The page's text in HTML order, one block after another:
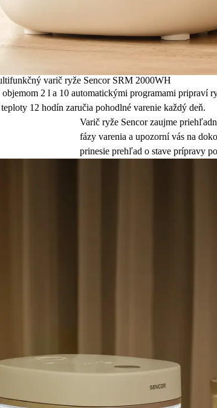
varič ryže Sencor SRM 2000WH
2 l a 10 automatickými programami pripraví
12 hodín zaručia pohodlné varenie každý deň.
Varič ryže Sencor zaujme
fázy varenia a upozorní vás na
prinesie prehľad o stave prípravy